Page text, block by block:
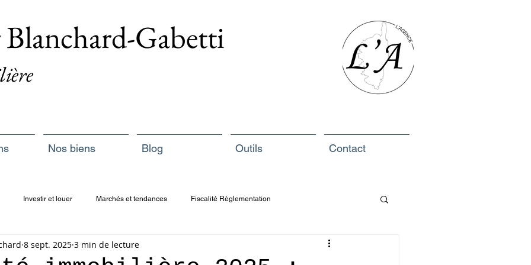
Gabetti
Nos biens Blog Outils Contact
Investir et louer Marchés et tendances Fiscalité Règlementation
vendeurs
8 sept. 2025 3 min de lecture